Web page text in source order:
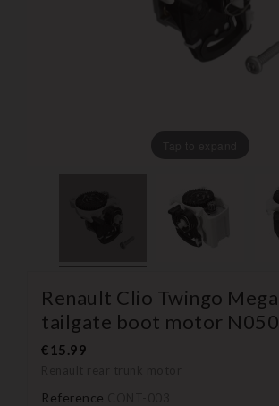
Renault Clio Twingo
tailgate boot motor
€15.99
Reference